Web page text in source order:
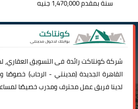
سنة بمقدم 1,470,000 جنيه
شركةكونتاكترائدة فى التسويق
القاهرة الجديدة (مدينتي -الرحاب) خصوصًا
لدينا فريق عمل محترف ومدرب خصيصًا